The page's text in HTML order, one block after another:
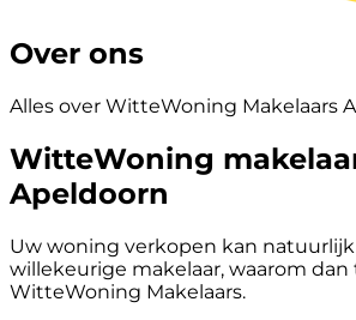
Over ons
Alles over WitteWoning Makelaars
WitteWoning
Apeldoorn
Uw woning verkopen kan
willekeurige makelaar, waarom
WitteWoning Makelaars.